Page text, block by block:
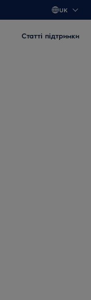
UK
Статті підтримки